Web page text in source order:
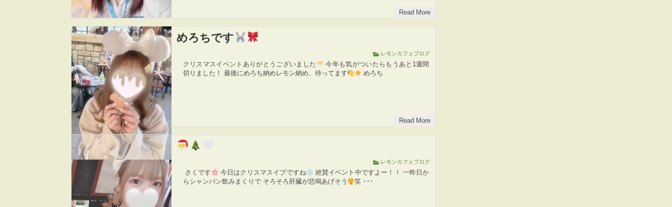
Read More
めろちです
レモンカフェブログ
クリスマスイベントありがとうございました
今年も気がついたらもうあと1週間
切りました！ 最後にめろち納めレモン納め、待ってます
めろち
Read More
レモンカフェブログ
さくです 今日はクリスマスイブですね
絶賛イベント中ですよー！！ 一昨日か
らシャンパン飲みまくりで そろそろ肝臓が悲鳴あげそう
笑 ･･･